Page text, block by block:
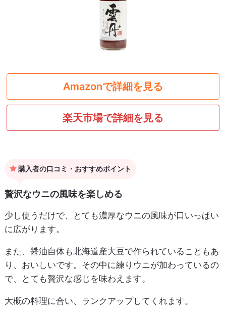
Amazonで詳細を見る
楽天市場で詳細を見る
購入者の口コミ・おすすめポイント
贅沢なウニの風味を楽しめる
少し使うだけで、とても濃厚なウニの風味が口いっぱい
に広がります。
また、醤油自体も北海道産大豆で作られていることもあ
り、おいしいです。その中に練りウニが加わっているの
で、とても贅沢な感じを味わえます。
大概の料理に合い、ランクアップしてくれます。